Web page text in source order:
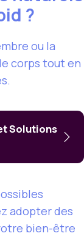
?
ou la
corps tout en
Solutions
adopter des
bien-être